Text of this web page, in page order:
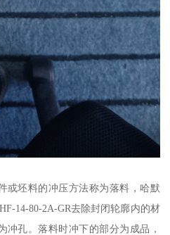
或坯料的冲压方法称为落料，哈默
14-80-2A-GR去除封闭轮廓内的材
冲孔。落料时冲下的部分为成品，